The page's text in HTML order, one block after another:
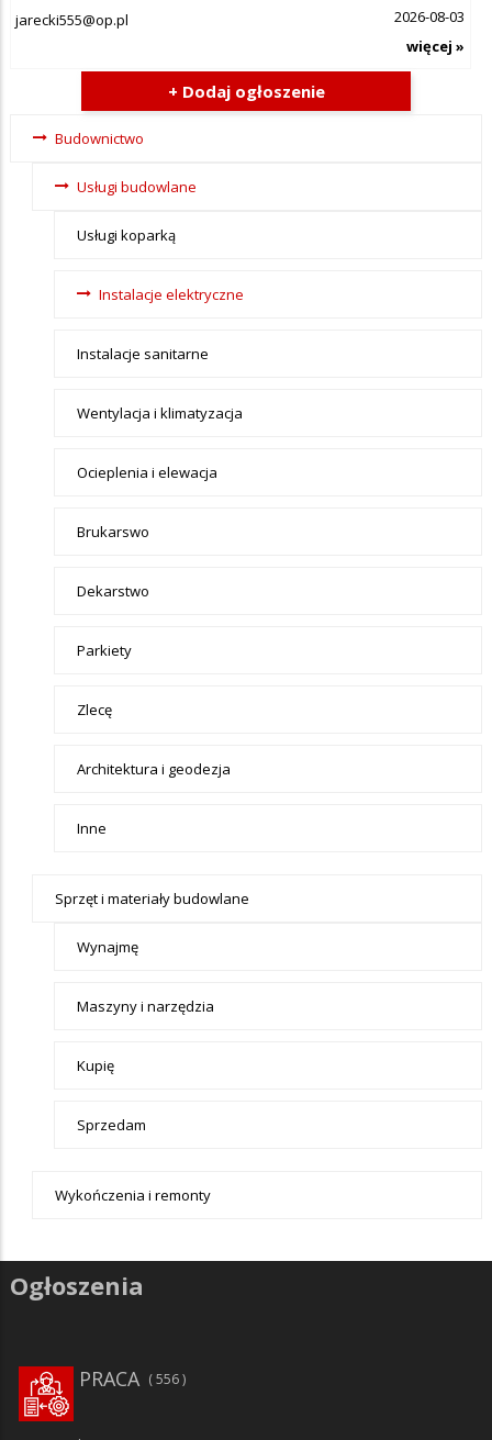
jarecki555@op.pl
2026-08-03
więcej »
+ Dodaj ogłoszenie
Ogłoszenia -
Budownictwo
Budownictwo
Usługi budowlane
Usługi koparką
Instalacje elektryczne
Instalacje sanitarne
Wentylacja i klimatyzacja
Ocieplenia i elewacja
Brukarswo
Dekarstwo
Parkiety
Zlecę
Architektura i geodezja
Inne
Sprzęt i materiały budowlane
Wynajmę
Maszyny i narzędzia
Kupię
Sprzedam
Wykończenia i remonty
Ogłoszenia
PRACA 556